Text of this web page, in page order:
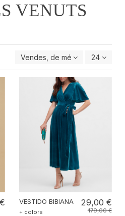
VENUTS
Vendes, de més gran a més
24
VESTIDO BIBIANA
+ colors
29,00 €
179,00 €